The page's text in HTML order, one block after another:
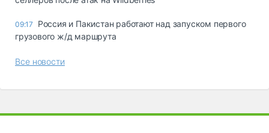
09:17
Россия и Пакистан работают над запуском первого
грузового ж/д маршрута
Все новости